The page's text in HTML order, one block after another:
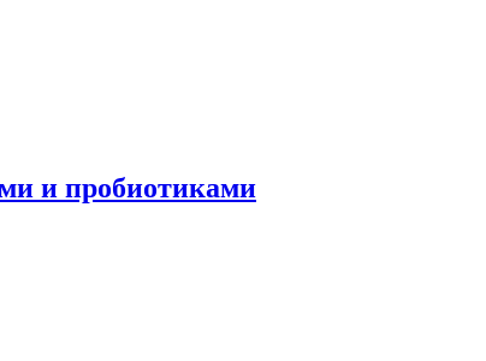
и пробиотиками